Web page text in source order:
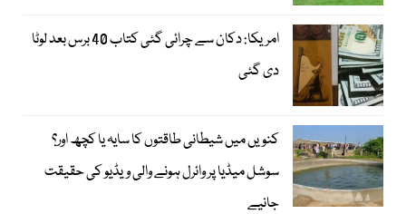
امریکا: دکان سے چرائی گئی کتاب 40 برس بعد لوٹا
دی گئی
کنویں میں شیطانی طاقتوں کا سایہ یا کچھ اور؟
سوشل میڈیا پر وائرل ہونے والی ویڈیو کی حقیقت
جانیے